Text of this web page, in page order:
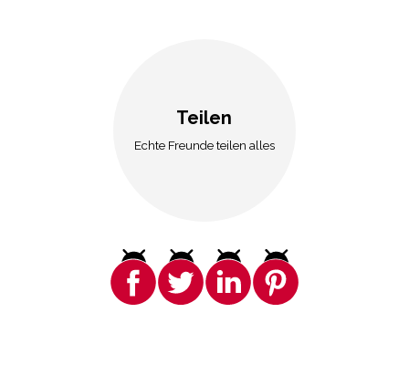
Teilen
Echte Freunde teilen alles